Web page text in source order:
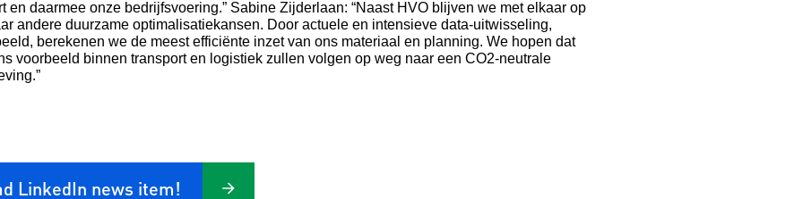
en daarmee onze bedrijfsvoering.” Sabine Zijderlaan: “Naast HVO blijven we met elkaar op
andere duurzame optimalisatiekansen. Door actuele en intensieve data-uitwisseling,
berekenen we de meest efficiënte inzet van ons materiaal en planning. We hopen dat
voorbeeld binnen transport en logistiek zullen volgen op weg naar een CO2-neutrale
LinkedIn news item!